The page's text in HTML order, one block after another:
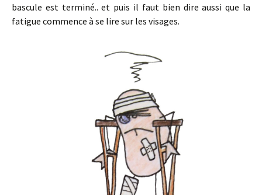
bascule est terminé.. et puis il faut bien dire aussi que la
fatigue commence à se lire sur les visages.